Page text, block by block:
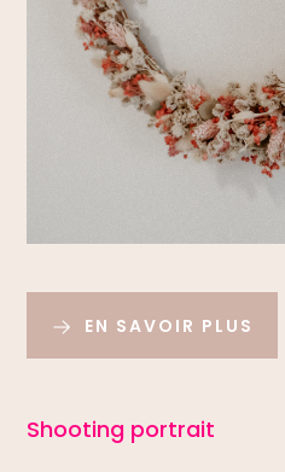
EN SAVOIR PLUS
Shooting portrait